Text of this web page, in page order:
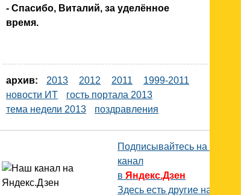
- Спасибо, Виталий, за уделённое
время.
архив: 2013 2012 2011
1999-2011
новости ИТ
гость портала 2013
тема недели 2013
поздравления
Подписывайтесь на наш
канал
в Яндекс.Дзен
Здесь есть другие наши